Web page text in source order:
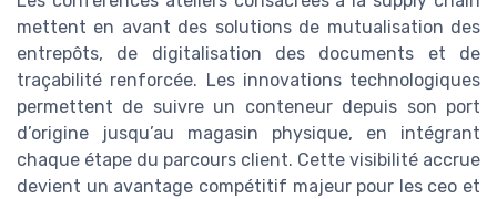
mettent en avant des solutions de mutualisation des
entrepôts, de digitalisation des documents et de
traçabilité renforcée. Les innovations technologiques
permettent de suivre un conteneur depuis son port
d’origine jusqu’au magasin physique, en intégrant
chaque étape du parcours client. Cette visibilité accrue
devient un avantage compétitif majeur pour les ceo et